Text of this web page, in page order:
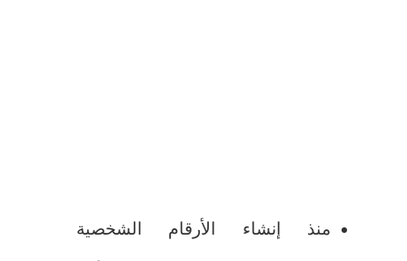
منذ إنشاء الأرقام الشخصية